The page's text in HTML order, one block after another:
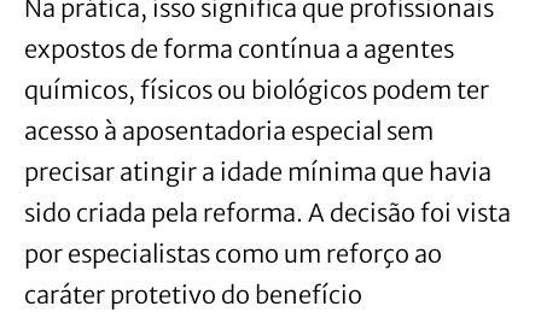
Na prática, isso significa que profissionais
expostos de forma contínua a agentes
químicos, físicos ou biológicos podem ter
acesso à aposentadoria especial sem
precisar atingir a idade mínima que havia
sido criada pela reforma. A decisão foi vista
por especialistas como um reforço ao
caráter protetivo do benefício